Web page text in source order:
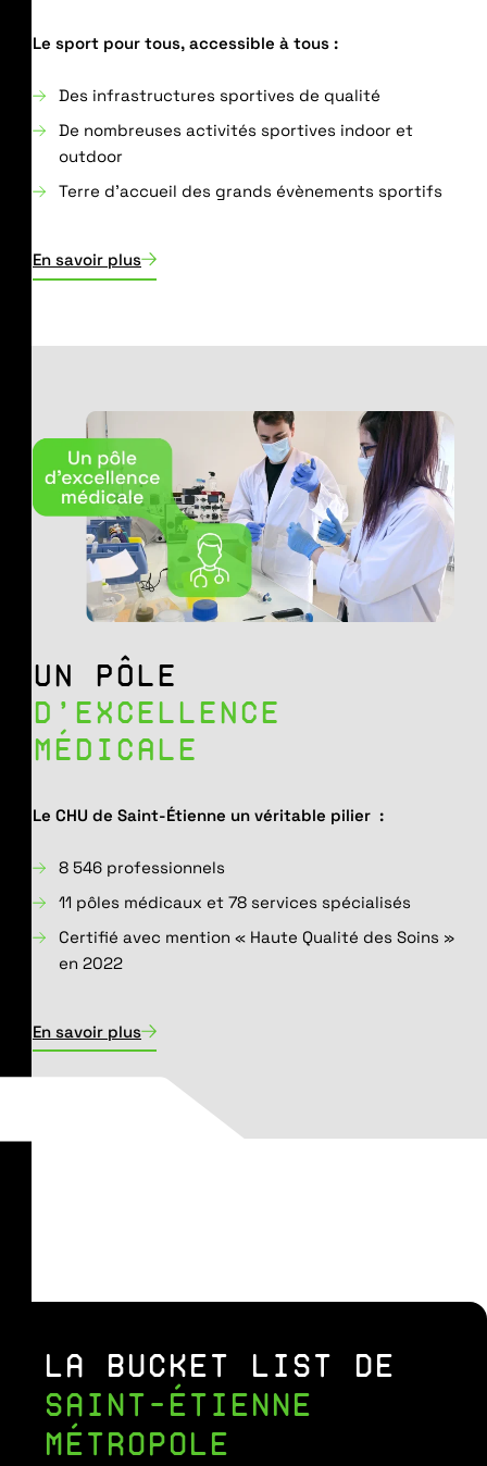
Le sport pour tous, accessible à tous :
Des infrastructures sportives de qualité
De nombreuses activités sportives indoor et
outdoor
Terre d’accueil des grands évènements sportifs
En savoir plus
UN PÔLE
D’EXCELLENCE
MÉDICALE
Le CHU de Saint-Étienne un véritable pilier :
8 546 professionnels
11 pôles médicaux et 78 services spécialisés
Certifié avec mention « Haute Qualité des Soins »
en 2022
En savoir plus
LA BUCKET LIST DE
SAINT-ÉTIENNE
MÉTROPOLE